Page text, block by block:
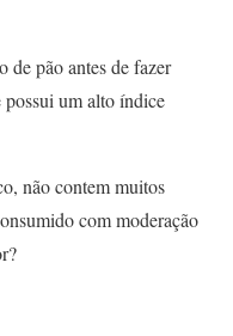
de pão antes de fazer
possui um alto índice
não contem muitos
com moderação